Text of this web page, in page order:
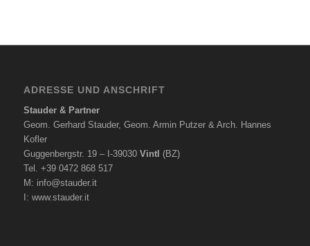
ADRESSE UND ANSCHRIFT
Stauder & Partner
Geom. Gerhard Stauder, Geom. Armin Putzer & Arch. Hannes
Kofler
Guggenbergstr. 19 – I-39030 Vintl (BZ)
Tel. +39 0472 868 517
M: info@stauder.it
I: www.stauder.it